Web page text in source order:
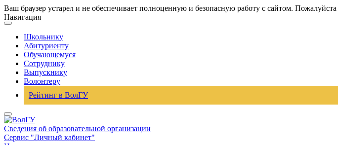
Ваш браузер устарел и не обеспечивает полноценную и безопасную работу с сайтом. Пожалуйста
Навигация
Школьнику
Абитуриенту
Обучающемуся
Сотруднику
Выпускнику
Волонтеру
Рейтинг в ВолГУ
Сведения об образовательной организации
Сервис "Личный кабинет"